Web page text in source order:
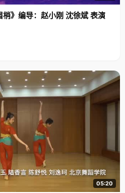
》编导：赵小刚 沈徐斌 表演
05:20